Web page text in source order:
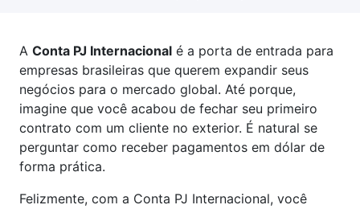
A Conta PJ Internacional é a porta de entrada para
empresas brasileiras que querem expandir seus
negócios para o mercado global. Até porque,
imagine que você acabou de fechar seu primeiro
contrato com um cliente no exterior. É natural se
perguntar como receber pagamentos em dólar de
forma prática.
Felizmente, com a Conta PJ Internacional, você